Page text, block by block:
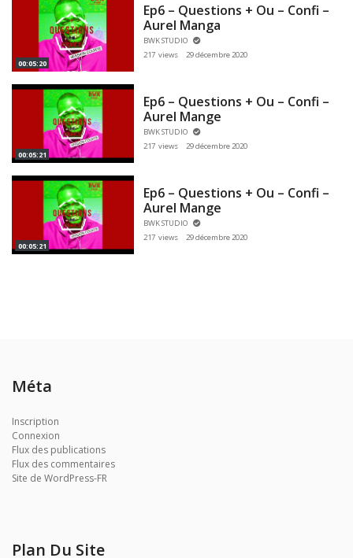
00:05:20
Ep6 – Questions + Ou – Confi –
Aurel Manga
BWK STUDIO
217 views
29 décembre 2020
00:05:21
Ep6 – Questions + Ou – Confi –
Aurel Mange
BWK STUDIO
217 views
29 décembre 2020
00:05:21
Ep6 – Questions + Ou – Confi –
Aurel Mange
BWK STUDIO
217 views
29 décembre 2020
Méta
Inscription
Connexion
Flux des publications
Flux des commentaires
Site de WordPress-FR
Plan Du Site